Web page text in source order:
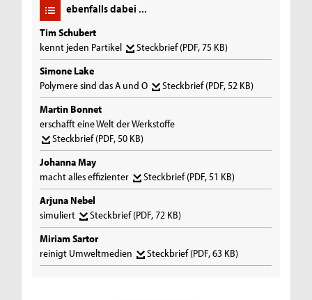
ebenfalls dabei ...
Tim Schubert
kennt jeden Partikel
Steckbrief(PDF, 75 KB)
Simone Lake
Polymere sind das A und O
Steckbrief(PDF, 52 KB)
Martin Bonnet
erschafft eine Welt der Werkstoffe
Steckbrief(PDF, 50 KB)
Johanna May
macht alles effizienter
Steckbrief(PDF, 51 KB)
Arjuna Nebel
simuliert
Steckbrief(PDF, 72 KB)
Miriam Sartor
reinigt Umweltmedien
Steckbrief(PDF, 63 KB)